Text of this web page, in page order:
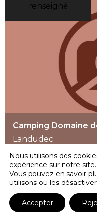
grands complexes
plaît particulièrement
souhaitent profiter
plus souple. Le
ainsi à des vacances
nature et la
renseigné
Camping Domaine
Landudec
Aucun prix
renseigné
Nous utilisons des
expérience sur notre site.
Vous pouvez en savoir
utilisons ou les
Accepter